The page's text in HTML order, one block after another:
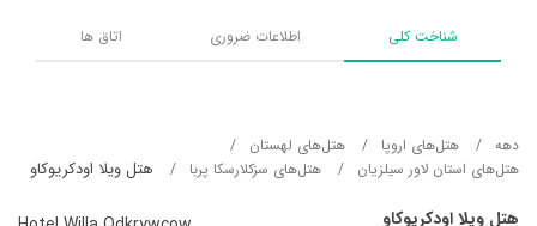
شناخت کلی اطلاعات ضروری اتاق ها
دهه هتل‌های اروپا
هتل‌های لهستان
هتل‌های استان لاور سیلزیان
هتل‌های سزکلارسکا پربا هتل ویلا اودکریوکاو
هتل ویلا اودکریوکاو